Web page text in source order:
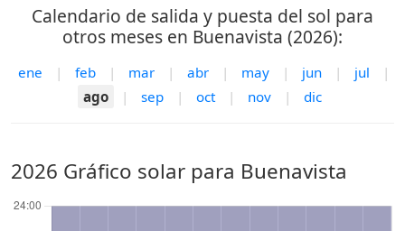
Calendario de salida y puesta del sol para
otros meses en Buenavista (2026):
ene | feb | mar | abr | may | jun | jul
|
ago
| sep | oct | nov | dic
2026 Gráfico solar para Buenavista